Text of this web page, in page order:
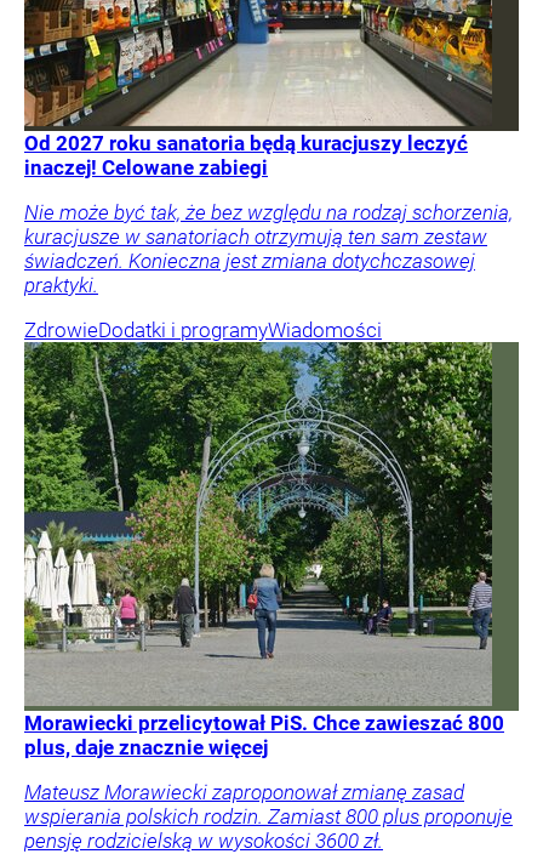
Od 2027 roku sanatoria będą kuracjuszy leczyć
inaczej! Celowane zabiegi
Nie może być tak, że bez względu na rodzaj schorzenia,
kuracjusze w sanatoriach otrzymują ten sam zestaw
świadczeń. Konieczna jest zmiana dotychczasowej
praktyki.
ZdrowieDodatki i programyWiadomości
Morawiecki przelicytował PiS. Chce zawieszać 800
plus, daje znacznie więcej
Mateusz Morawiecki zaproponował zmianę zasad
wspierania polskich rodzin. Zamiast 800 plus proponuje
pensję rodzicielską w wysokości 3600 zł.